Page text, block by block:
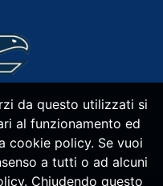
da questo utilizzati si
al funzionamento ed
cookie policy. Se vuoi
a tutti o ad alcuni
Chiudendo questo